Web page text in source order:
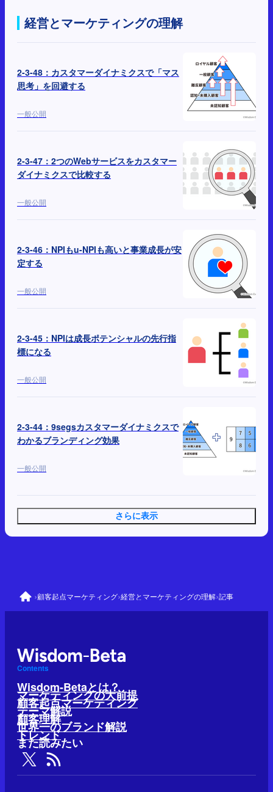
経営とマーケティングの理解
2-3-48：カスタマーダイナミクスで「マス
思考」を回避する
一般公開
2-3-47：2つのWebサービスをカスタマー
ダイナミクスで比較する
一般公開
2-3-46：NPIもu-NPIも高いと事業成長が安
定する
一般公開
2-3-45：NPIは成長ポテンシャルの先行指
標になる
一般公開
2-3-44：9segsカスタマーダイナミクスで
わかるブランディング効果
一般公開
さらに表示
›顧客起点マーケティング›経営とマーケティングの理解›記事
Contents
Wisdom-Betaとは？
マーケティングの大前提
顧客起点マーケティング
テーマ解説
顧客理解
世界一のブランド解説
トレンド
また読みたい